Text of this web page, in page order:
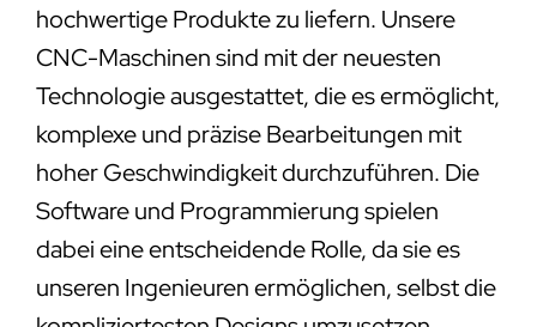
hochwertige Produkte zu liefern. Unsere
CNC-Maschinen sind mit der neuesten
Technologie ausgestattet, die es ermöglicht,
komplexe und präzise Bearbeitungen mit
hoher Geschwindigkeit durchzuführen. Die
Software und Programmierung spielen
dabei eine entscheidende Rolle, da sie es
unseren Ingenieuren ermöglichen, selbst die